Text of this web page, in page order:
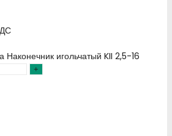
Наконечник игольчатый KII 2,5-16